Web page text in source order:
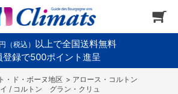
円（税込） 以上で全国送料無料
登録で500ポイント進呈
・ド・ボーヌ地区 > アロース・コルトン
/ コルトン グラン・クリュ